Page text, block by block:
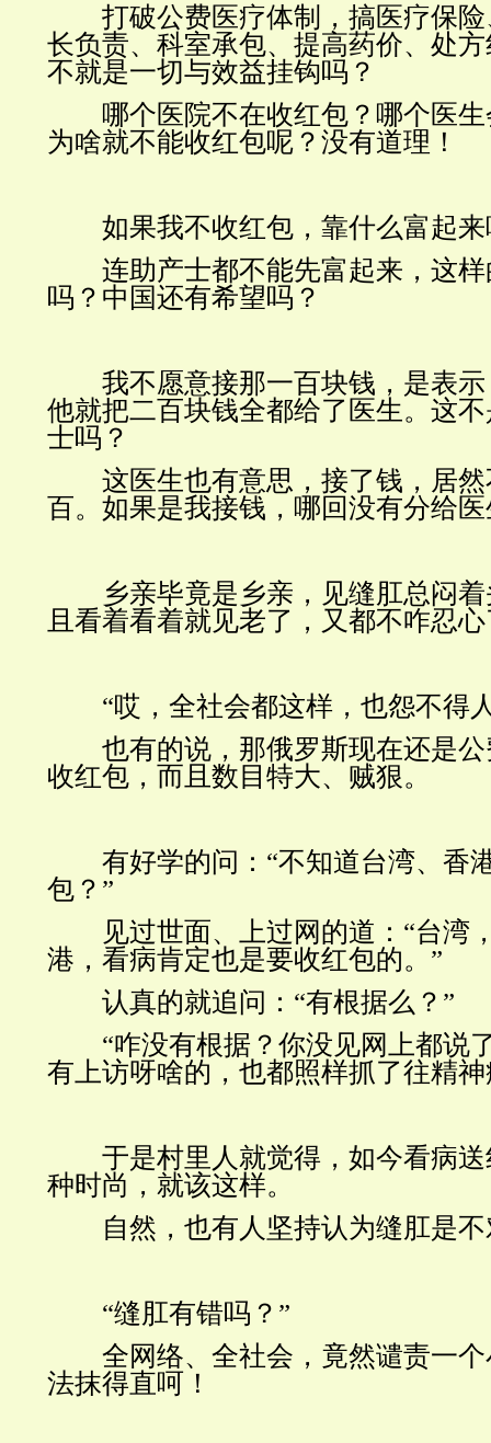
打破公费医疗体制，搞医疗保险
长负责、科室承包、提高药价、处
不就是一切与效益挂钩吗？
哪个医院不在收红包？哪个医生
为啥就不能收红包呢？没有道理！
如果我不收红包，靠什么富起来
连助产士都不能先富起来，这样
吗？中国还有希望吗？
我不愿意接那一百块钱，是表示
他就把二百块钱全都给了医生。这
士吗？
这医生也有意思，接了钱，居然
百。如果是我接钱，哪回没有分给
乡亲毕竟是乡亲，见缝肛总闷着
且看着看着就见老了，又都不咋忍
“哎，全社会都这样，也怨不得
也有的说，那俄罗斯现在还是公
收红包，而且数目特大、贼狠。
有好学的问：“不知道台湾、香
包？”
见过世面、上过网的道：“台湾
港，看病肯定也是要收红包的。”
认真的就追问：“有根据么？”
“咋没有根据？你没见网上都说
有上访呀啥的，也都照样抓了往精
于是村里人就觉得，如今看病送
种时尚，就该这样。
自然，也有人坚持认为缝肛是不
“缝肛有错吗？”
全网络、全社会，竟然谴责一个
法抹得直呵！